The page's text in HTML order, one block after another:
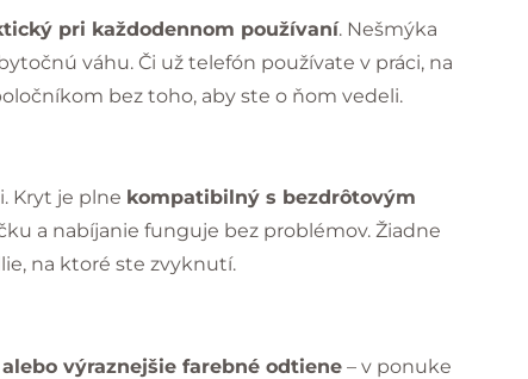
pri každodennom používaní. Nešmýka
váhu. Či už telefón používate v práci, na
bez toho, aby ste o ňom vedeli.
Kryt je plne kompatibilný s bezdrôtovým
a nabíjanie funguje bez problémov. Žiadne
na ktoré ste zvyknutí.
výraznejšie farebné odtiene – v ponuke